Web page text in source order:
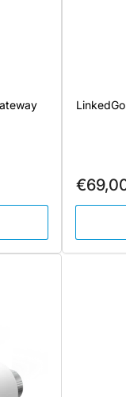
Prezzo
standard